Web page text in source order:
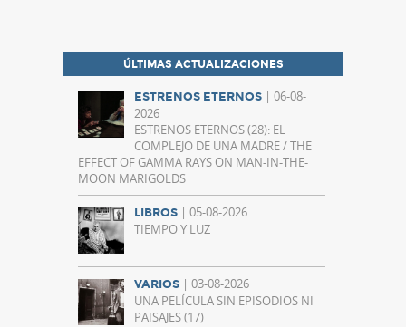
ÚLTIMAS ACTUALIZACIONES
ESTRENOS ETERNOS | 06-08-
2026
ESTRENOS ETERNOS (28): EL
COMPLEJO DE UNA MADRE / THE
EFFECT OF GAMMA RAYS ON MAN-IN-THE-
MOON MARIGOLDS
LIBROS | 05-08-2026
TIEMPO Y LUZ
VARIOS | 03-08-2026
UNA PELÍCULA SIN EPISODIOS NI
PAISAJES (17)